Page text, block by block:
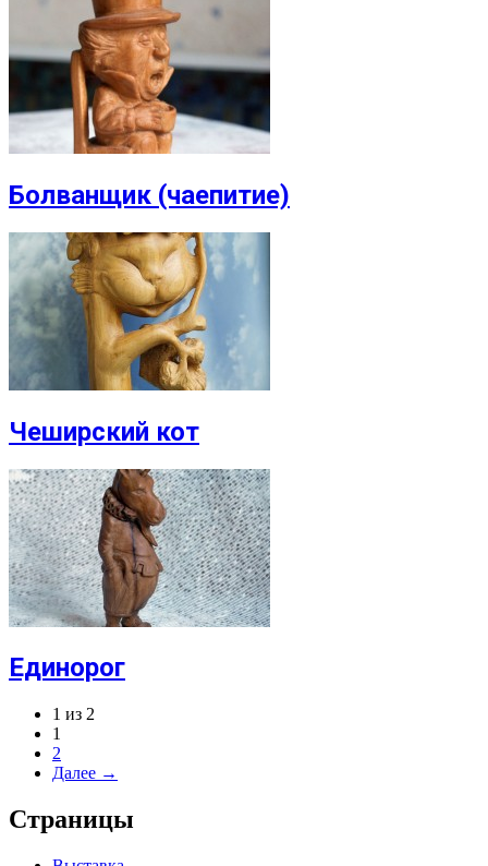
Болванщик (чаепитие)
Чеширский кот
Единорог
1 из 2
1
2
Далее →
Страницы